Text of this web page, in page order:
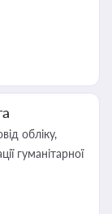
обліку,
гуманітарної